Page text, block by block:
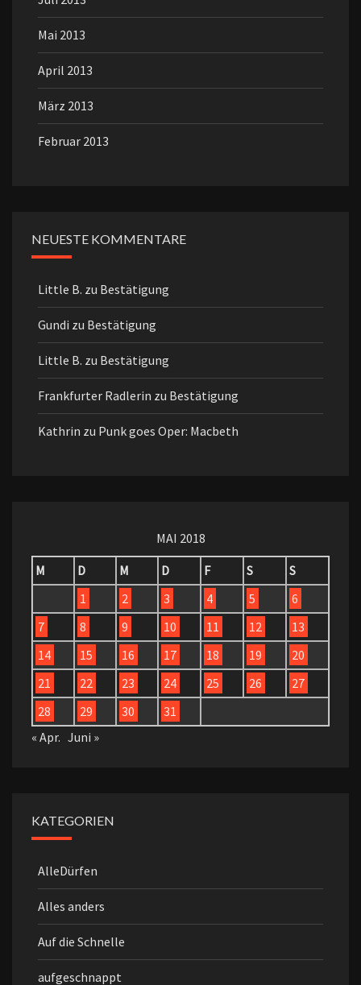
Mai 2013
April 2013
März 2013
Februar 2013
NEUESTE KOMMENTARE
Little B. zu Bestätigung
Gundi zu Bestätigung
Little B. zu Bestätigung
Frankfurter Radlerin zu Bestätigung
Kathrin zu Punk goes Oper: Macbeth
MAI 2018
M
D M D F S
S
1
2 3 4 5
6
7
8 9 10 11 12
13
14
15 16 17 18 19
20
21
22 23 24 25 26
27
28
29 30
31
« Apr. Juni »
KATEGORIEN
AlleDürfen
Alles anders
Auf die Schnelle
aufgeschnappt